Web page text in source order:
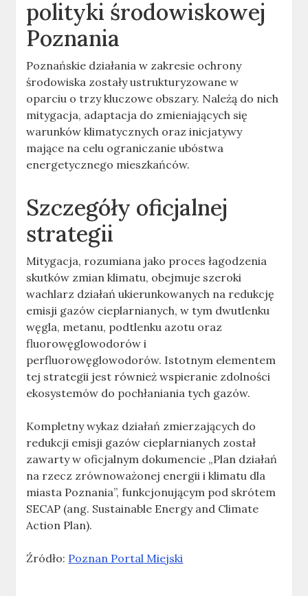
polityki środowiskowej
Poznania
Poznańskie działania w zakresie ochrony
środowiska zostały ustrukturyzowane w
oparciu o trzy kluczowe obszary. Należą do nich
mitygacja, adaptacja do zmieniających się
warunków klimatycznych oraz inicjatywy
mające na celu ograniczanie ubóstwa
energetycznego mieszkańców.
Szczegóły oficjalnej
strategii
Mitygacja, rozumiana jako proces łagodzenia
skutków zmian klimatu, obejmuje szeroki
wachlarz działań ukierunkowanych na redukcję
emisji gazów cieplarnianych, w tym dwutlenku
węgla, metanu, podtlenku azotu oraz
fluorowęglowodorów i
perfluorowęglowodorów. Istotnym elementem
tej strategii jest również wspieranie zdolności
ekosystemów do pochłaniania tych gazów.
Kompletny wykaz działań zmierzających do
redukcji emisji gazów cieplarnianych został
zawarty w oficjalnym dokumencie „Plan działań
na rzecz zrównoważonej energii i klimatu dla
miasta Poznania”, funkcjonującym pod skrótem
SECAP (ang. Sustainable Energy and Climate
Action Plan).
Źródło: Poznan Portal Miejski